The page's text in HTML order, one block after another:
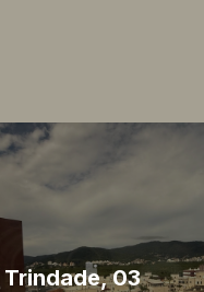
03